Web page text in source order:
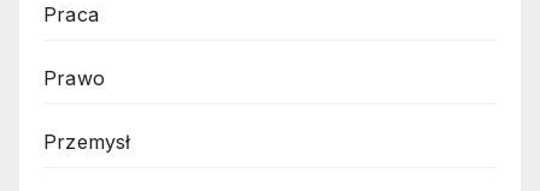
Praca
Prawo
Przemysł